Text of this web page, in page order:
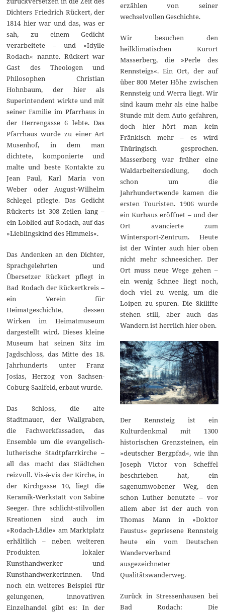
Dichters Friedrich Rückert, der
1814 hier war und das, was er
sah, zu einem Gedicht
verarbeitete – und »Idylle
Rodach« nannte. Rückert war
Gast des Theologen und
Philosophen Christian
Hohnbaum, der hier als
Superintendent wirkte und mit
seiner Familie im Pfarrhaus in
der Herrengasse 6 lebte. Das
Pfarrhaus wurde zu einer Art
Musenhof, in dem man
dichtete, komponierte und
malte und beste Kontakte zu
Jean Paul, Karl Maria von
Weber oder August-Wilhelm
Schlegel pflegte. Das Gedicht
Rückerts ist 308 Zeilen lang –
ein Loblied auf Rodach, auf das
»Lieblingskind des Himmels«.
Das Andenken an den Dichter,
Sprachgelehrten und
Übersetzer Rückert pflegt in
Bad Rodach der Rückertkreis –
ein Verein für
Heimatgeschichte, dessen
Wirken im Heimatmuseum
dargestellt wird. Dieses kleine
Museum hat seinen Sitz im
Jagdschloss, das Mitte des 18.
Jahrhunderts unter Franz
Josias, Herzog von Sachsen-
Coburg-Saalfeld, erbaut wurde.
Das Schloss, die alte
Stadtmauer, der Wallgraben,
die Fachwerkfassaden, das
Ensemble um die evangelisch-
lutherische Stadtpfarrkirche –
all das macht das Städtchen
reizvoll. Vis-à-vis der Kirche, in
der Kirchgasse 10, liegt die
Keramik-Werkstatt von Sabine
Seeger. Ihre schlicht-stilvollen
Kreationen sind auch im
»Rodach-Lädle« am Marktplatz
erhältlich – neben weiteren
Produkten lokaler
Kunsthandwerker und
Kunsthandwerkerinnen. Und
noch ein weiteres Beispiel für
gelungenen, innovativen
Einzelhandel gibt es: In der
erzählen von seiner
wechselvollen Geschichte.
Wir besuchen den
heilklimatischen Kurort
Masserberg, die »Perle des
Rennsteigs«. Ein Ort, der auf
über 800 Meter Höhe zwischen
Rennsteig und Werra liegt. Wir
sind kaum mehr als eine halbe
Stunde mit dem Auto gefahren,
doch hier hört man kein
Fränkisch mehr – es wird
Thüringisch gesprochen.
Masserberg war früher eine
Waldarbeitersiedlung, doch
schon um die
Jahrhundertwende kamen die
ersten Touristen. 1906 wurde
ein Kurhaus eröffnet – und der
Ort avancierte zum
Wintersport-Zentrum. Heute
ist der Winter auch hier oben
nicht mehr schneesicher. Der
Ort muss neue Wege gehen –
ein wenig Schnee liegt noch,
doch viel zu wenig, um die
Loipen zu spuren. Die Skilifte
stehen still, aber auch das
Wandern ist herrlich hier oben.
Der Rennsteig ist ein
Kulturdenkmal mit 1300
historischen Grenzsteinen, ein
»deutscher Bergpfad«, wie ihn
Joseph Victor von Scheffel
beschrieben hat, ein
sagenumwobener Weg, den
schon Luther benutzte – vor
allem aber ist der auch von
Thomas Mann in »Doktor
Faustus« gepriesene Rennsteig
heute ein vom Deutschen
Wanderverband
ausgezeichneter
Qualitätswanderweg.
Zurück in Stressenhausen bei
Bad Rodach: Die